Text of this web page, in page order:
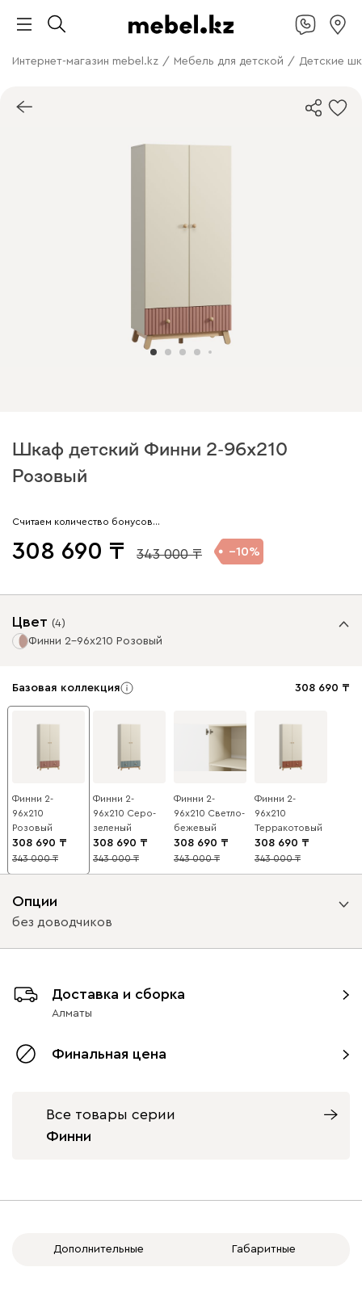
Интернет-магазин mebel.kz / Мебель для детской / Детские
Шкаф детский Финни 2-96x210
Розовый
Считаем количество бонусов…
308 690 343 000 10
Цвет (4)
Финни 2-96x210 Розовый
Базовая коллекция 308 690
Финни 2-
96x210
Розовый
308 690
10
343 000
Финни 2-
96x210 Серо-
зеленый
308 690
10
343 000
Финни 2-
96x210 Светло-
бежевый
308 690
10
343 000
Финни 2-
96x210
Терракотовый
308 690
10
343 000
Опции
без доводчиков
без доводчиков с доводчиками
Доставка и сборка
Алматы
Финальная цена
Все товары серии
Финни
Дополнительные Габаритные